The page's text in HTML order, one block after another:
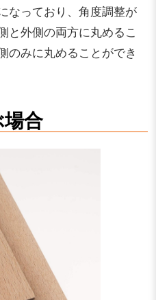
なっており、角度調整が
と外側の両方に丸めるこ
のみに丸めることができ
合